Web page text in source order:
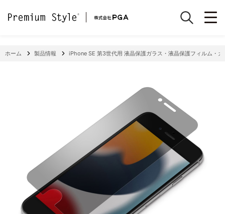
ホーム 製品情報 iPhone SE 第3世代用 液晶保護ガラス・液晶保護フィルム・